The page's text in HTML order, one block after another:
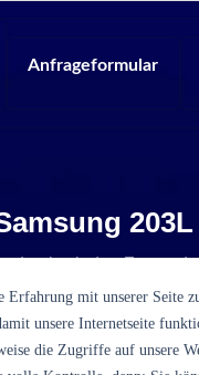
Anfrageformular
damit wir den Zustand
mit unserer Seite
unsere Internetseite
die Zugriffe auf unsere